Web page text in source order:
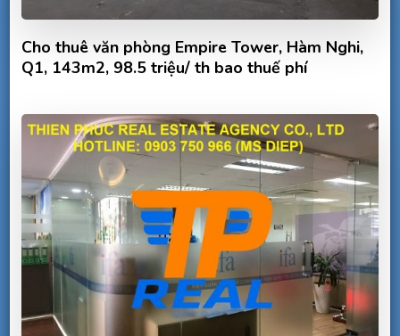
Cho thuê văn phòng Empire Tower, Hàm Nghi,
Q1, 143m2, 98.5 triệu/ th bao thuế phí